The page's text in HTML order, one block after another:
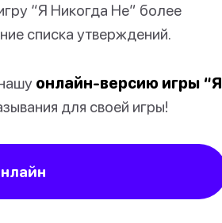
“Я Никогда Не” более
списка утверждений.
онлайн-версию игры “Я
для своей игры!